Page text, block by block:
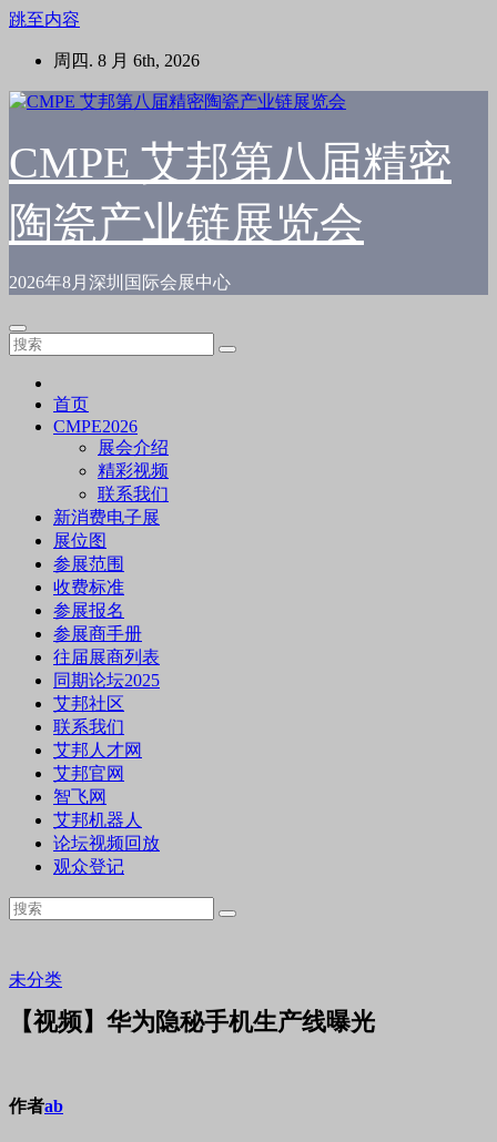
跳至内容
周四. 8 月 6th, 2026
CMPE 艾邦第八届精密
陶瓷产业链展览会
2026年8月深圳国际会展中心
首页
CMPE2026
展会介绍
精彩视频
联系我们
新消费电子展
展位图
参展范围
收费标准
参展报名
参展商手册
往届展商列表
同期论坛2025
艾邦社区
联系我们
艾邦人才网
艾邦官网
智飞网
艾邦机器人
论坛视频回放
观众登记
未分类
【视频】华为隐秘手机生产线曝光
作者ab